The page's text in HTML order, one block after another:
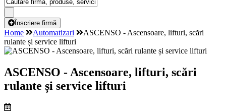
Înscriere firmă
Home Automatizari
ASCENSO - Ascensoare, lifturi, scări
rulante și service lifturi
ASCENSO - Ascensoare, lifturi, scări
rulante și service lifturi